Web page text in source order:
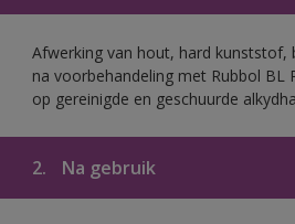
Afwerking van hout, hard kunststof,
na voorbehandeling met Rubbol BL
op gereinigde en geschuurde
2. Na gebruik